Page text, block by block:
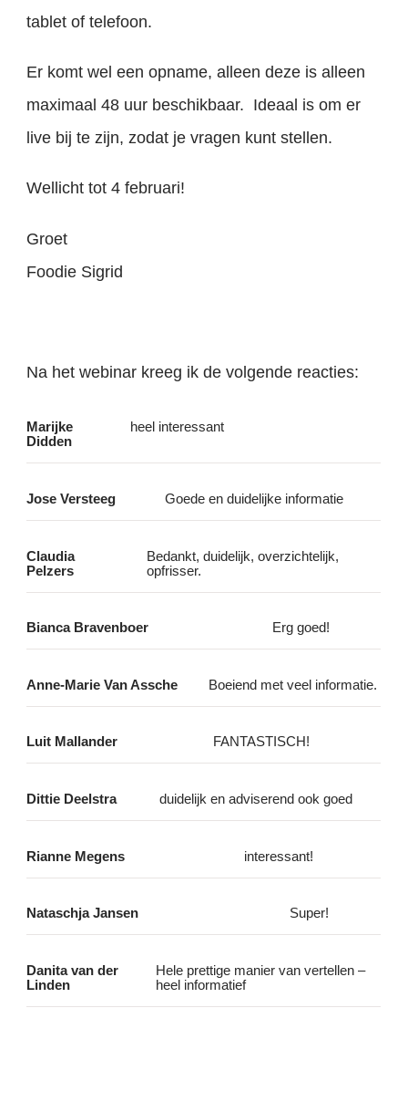
tablet of telefoon.
Er komt wel een opname, alleen deze is alleen
maximaal 48 uur beschikbaar. Ideaal is om er
live bij te zijn, zodat je vragen kunt stellen.
Wellicht tot 4 februari!
Groet
Foodie Sigrid
Na het webinar kreeg ik de volgende reacties:
Marijke
Didden
heel interessant
Jose Versteeg Goede en duidelijke informatie
Claudia
Pelzers
Bedankt, duidelijk, overzichtelijk,
opfrisser.
Bianca Bravenboer Erg goed!
Anne-Marie Van Assche Boeiend met veel informatie.
Luit Mallander FANTASTISCH!
Dittie Deelstra duidelijk en adviserend ook goed
Rianne Megens interessant!
Nataschja Jansen Super!
Danita van der
Linden
Hele prettige manier van vertellen –
heel informatief